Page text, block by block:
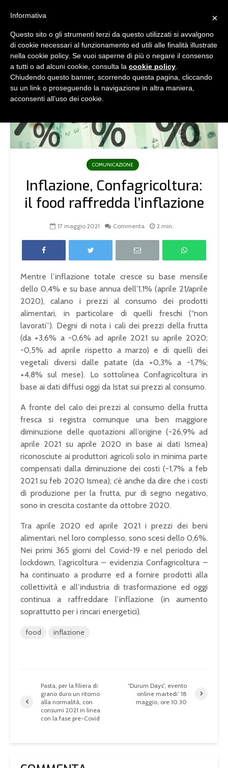
COMUNICAZIONE
Inflazione, Confagricoltura:
il food raffredda l’inflazione
17 maggio 2021 Commenta 2 min.
Mentre l’inflazione totale cresce su base mensile
dello 0,4% e su base annua dell’1,1% (aprile 21/aprile
2020), calano i prezzi al consumo dei prodotti
alimentari, in particolare di quelli freschi (“non
lavorati”). Degni di nota i cali dei prezzi della frutta
(da +3,6% a -0,6% ad aprile 2021 su aprile 2020;
-0,5% ad aprile rispetto a marzo) e di quelli dei
vegetali diversi dalle patate (da +0,3% a -1,7%;
+4,8% sul mese). Lo sottolinea Confagricoltura in
base ai dati diffusi oggi da Istat sui prezzi al consumo.
A fronte del calo dei prezzi al consumo della frutta
fresca si registra comunque una ben maggiore
diminuzione delle quotazioni all’origine (-26,9% ad
aprile 2021 su aprile 2020 in base ai dati Ismea)
riconosciute ai produttori agricoli solo in minima parte
compensati dalla diminuzione dei costi (-1,7% a feb
2021 su feb 2020 Ismea); c’è anche da dire che i costi
di produzione per la frutta, pur di segno negativo,
sono in crescita costante da ottobre 2020.
Tra aprile 2020 ed aprile 2021 i prezzi dei beni
alimentari, nel loro complesso, sono scesi dello 0,6%.
Nei primi 365 giorni del Covid-19 e nel periodo del
lockdown, l’agricoltura – evidenzia Confagricoltura –
ha continuato a produrre ed a fornire prodotti alla
collettività e all’industria di trasformazione ed oggi
continua a raffreddare l’inflazione (in aumento
soprattutto per i rincari energetici).
food inflazione
Pasta, per la filiera di
grano duro un ritorno
alla normalità, con
consumi 2021 in linea
con la fase pre-Covid
“Durum Days”, evento
online martedi’ 18
maggio, ore 10.30
×
Informativa
Questo sito o gli strumenti terzi da questo utilizzati si avvalgono
di cookie necessari al funzionamento ed utili alle finalità illustrate
nella cookie policy. Se vuoi saperne di più o negare il consenso
a tutti o ad alcuni cookie, consulta la cookie policy
Chiudendo questo banner, scorrendo questa pagina, cliccando
su un link o proseguendo la navigazione in altra maniera,
acconsenti all’uso dei cookie.